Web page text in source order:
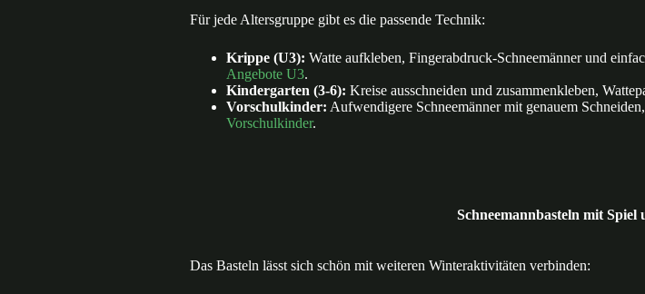
Für jede Altersgruppe gibt es die passende Technik:
Krippe (U3): Watte aufkleben, Fingerabdruck-Schneemänner und
Angebote U3.
Kindergarten (3-6): Kreise ausschneiden und zusammenkleben,
Vorschulkinder: Aufwendigere Schneemänner mit genauem
Vorschulkinder.
Schneemannbasteln mit
Das Basteln lässt sich schön mit weiteren Winteraktivitäten verbinden: